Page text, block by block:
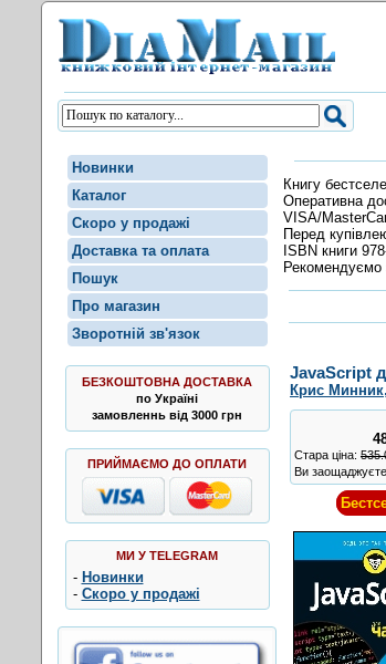
Новинки
Каталог
Скоро у продажі
Доставка та оплата
Пошук
Про магазин
Зворотній зв'язок
БЕЗКОШТОВНА ДОСТАВКА
по Україні
замовленнь від 3000 грн
ПРИЙМАЄМО ДО ОПЛАТИ
МИ У TELEGRAM
- Новинки
- Скоро у продажі
Книгу
Оперативна
VISA/
Перед
ISBN книги
Рекомендуємо
JavaScript
Крис Минник
Стара ціна:
Ви